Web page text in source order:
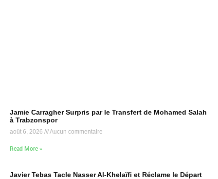
Jamie Carragher Surpris par le Transfert de Mohamed Salah
à Trabzonspor
août 6, 2026 Aucun commentaire
Read More »
Javier Tebas Tacle Nasser Al-Khelaïfi et Réclame le Départ